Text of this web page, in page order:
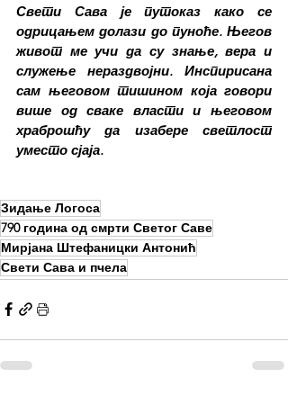
Свети Сава је путоказ како се
одрицањем долази до пуноће. Његов
живот ме учи да су знање, вера и
служење нераздвојни. Инспирисана
сам његовом тишином која говори
више од сваке власти и његовом
храброшћу да изабере светлост
уместо сјаја.
Зидање Логоса
790 година од смрти Светог Саве
Мирјана Штефаницки Антонић
Свети Сава и пчела